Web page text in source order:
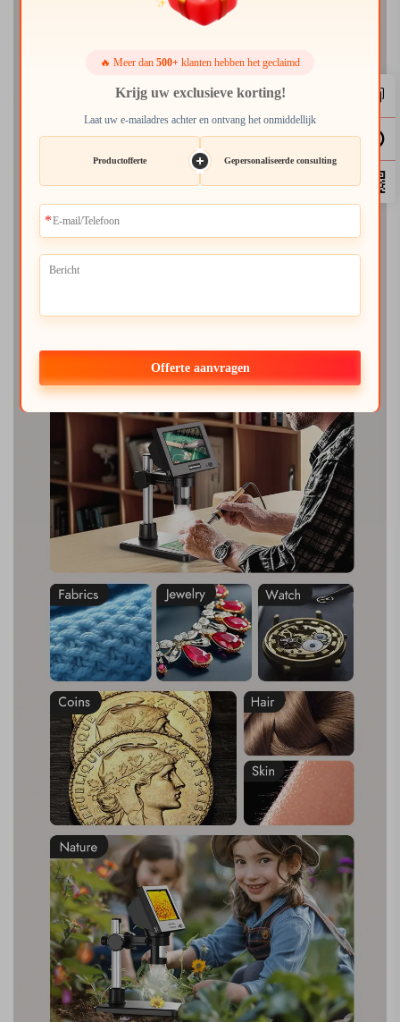
🔥 Meer dan 500+ klanten hebben het geclaimd
Krijg uw exclusieve korting!
Laat uw e-mailadres achter en ontvang het onmiddellijk
Productofferte Gepersonaliseerde consulting
Offerte aanvragen